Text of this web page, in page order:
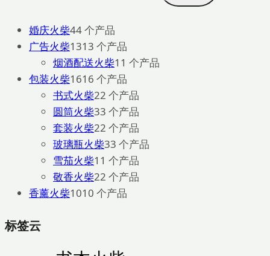
婚庆火柴44 个产品
广告火柴1313 个产品
烟酒配送火柴1 1 个产品
包装火柴1616 个产品
书式火柴22 个产品
圆筒火柴33 个产品
套装火柴22 个产品
玻璃瓶火柴33 个产品
雪茄火柴1 1 个产品
敬香火柴22 个产品
香薰火柴1010 个产品
标签云